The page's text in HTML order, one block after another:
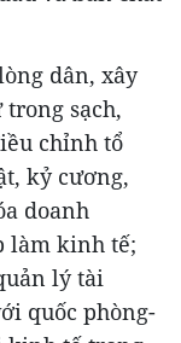
dân, xây
sạch,
chỉnh tổ
kỷ cương,
doanh
làm kinh tế;
lý tài
quốc phòng-